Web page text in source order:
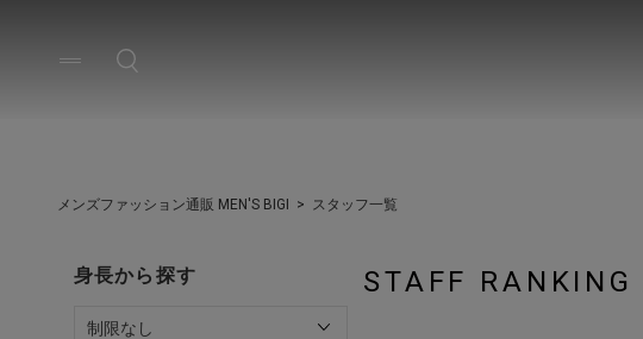
メンズファッション通販 MEN'S BIGI スタッフ一覧
身長から探す STAFF RANKING